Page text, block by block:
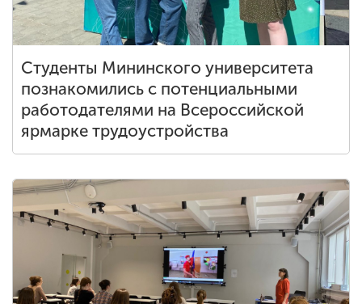
Студенты Мининского университета
познакомились с потенциальными
работодателями на Всероссийской
ярмарке трудоустройства